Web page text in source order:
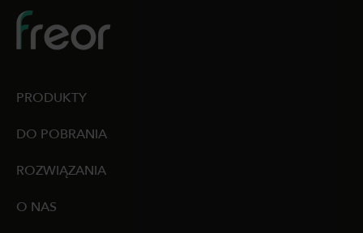
PRODUKTY
DO POBRANIA
ROZWIĄZANIA
O NAS